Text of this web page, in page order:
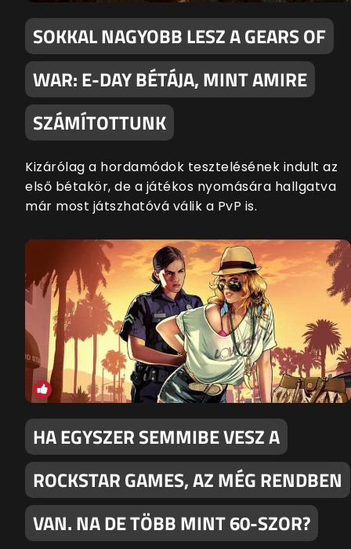
SOKKAL NAGYOBB LESZ A GEARS OF
WAR: E-DAY BÉTÁJA, MINT AMIRE
SZÁMÍTOTTUNK
Kizárólag a hordamódok tesztelésének indult az
első bétakör, de a játékos nyomására hallgatva
már most játszhatóvá válik a PvP is.
HA EGYSZER SEMMIBE VESZ A
ROCKSTAR GAMES, AZ MÉG RENDBEN
VAN. NA DE TÖBB MINT 60-SZOR?